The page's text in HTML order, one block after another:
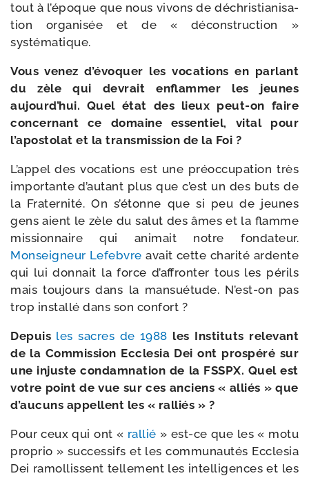
tout à l’époque que nous vivons de déchris­tia­ni­sa­
tion orga­ni­sée et de « décons­truc­tion »
systématique.
Vous venez d’é­vo­quer les voca­tions en par­lant
du zèle qui devrait enflam­mer les jeunes
aujourd’­hui. Quel état des lieux peut-​on faire
concer­nant ce domaine essen­tiel, vital pour
l’apostolat et la trans­mis­sion de la Foi ?
L’appel des voca­tions est une pré­oc­cu­pa­tion très
impor­tante d’autant plus que c’est un des buts de
la Fraternité. On s’étonne que si peu de jeunes
gens aient le zèle du salut des âmes et la flamme
mis­sion­naire qui ani­mait notre fon­da­teur.
Monseigneur Lefebvre avait cette cha­ri­té ardente
qui lui don­nait la force d’affronter tous les périls
mais tou­jours dans la man­sué­tude. N’est-on pas
trop ins­tal­lé dans son confort ?
Depuis les sacres de 1988 les Instituts rele­vant
de la Commission Ecclesia Dei ont pros­pé­ré sur
une injuste condam­na­tion de la FSSPX. Quel est
votre point de vue sur ces anciens « alliés » que
d’aucuns appellent les « ralliés » ?
Pour ceux qui ont « ral­lié » est-​ce que les « motu
pro­prio » suc­ces­sifs et les com­mu­nau­tés Ecclesia
Dei ramol­lissent tel­le­ment les intel­li­gences et les